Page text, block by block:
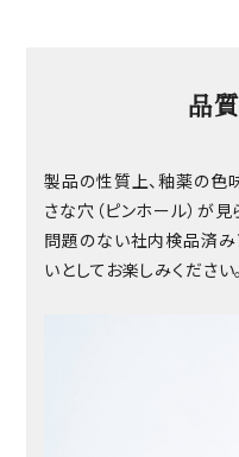
品
製品の性質上、釉薬の色
さな穴（ピンホール）が
問題のない社内検品済み
いとしてお楽しみください。